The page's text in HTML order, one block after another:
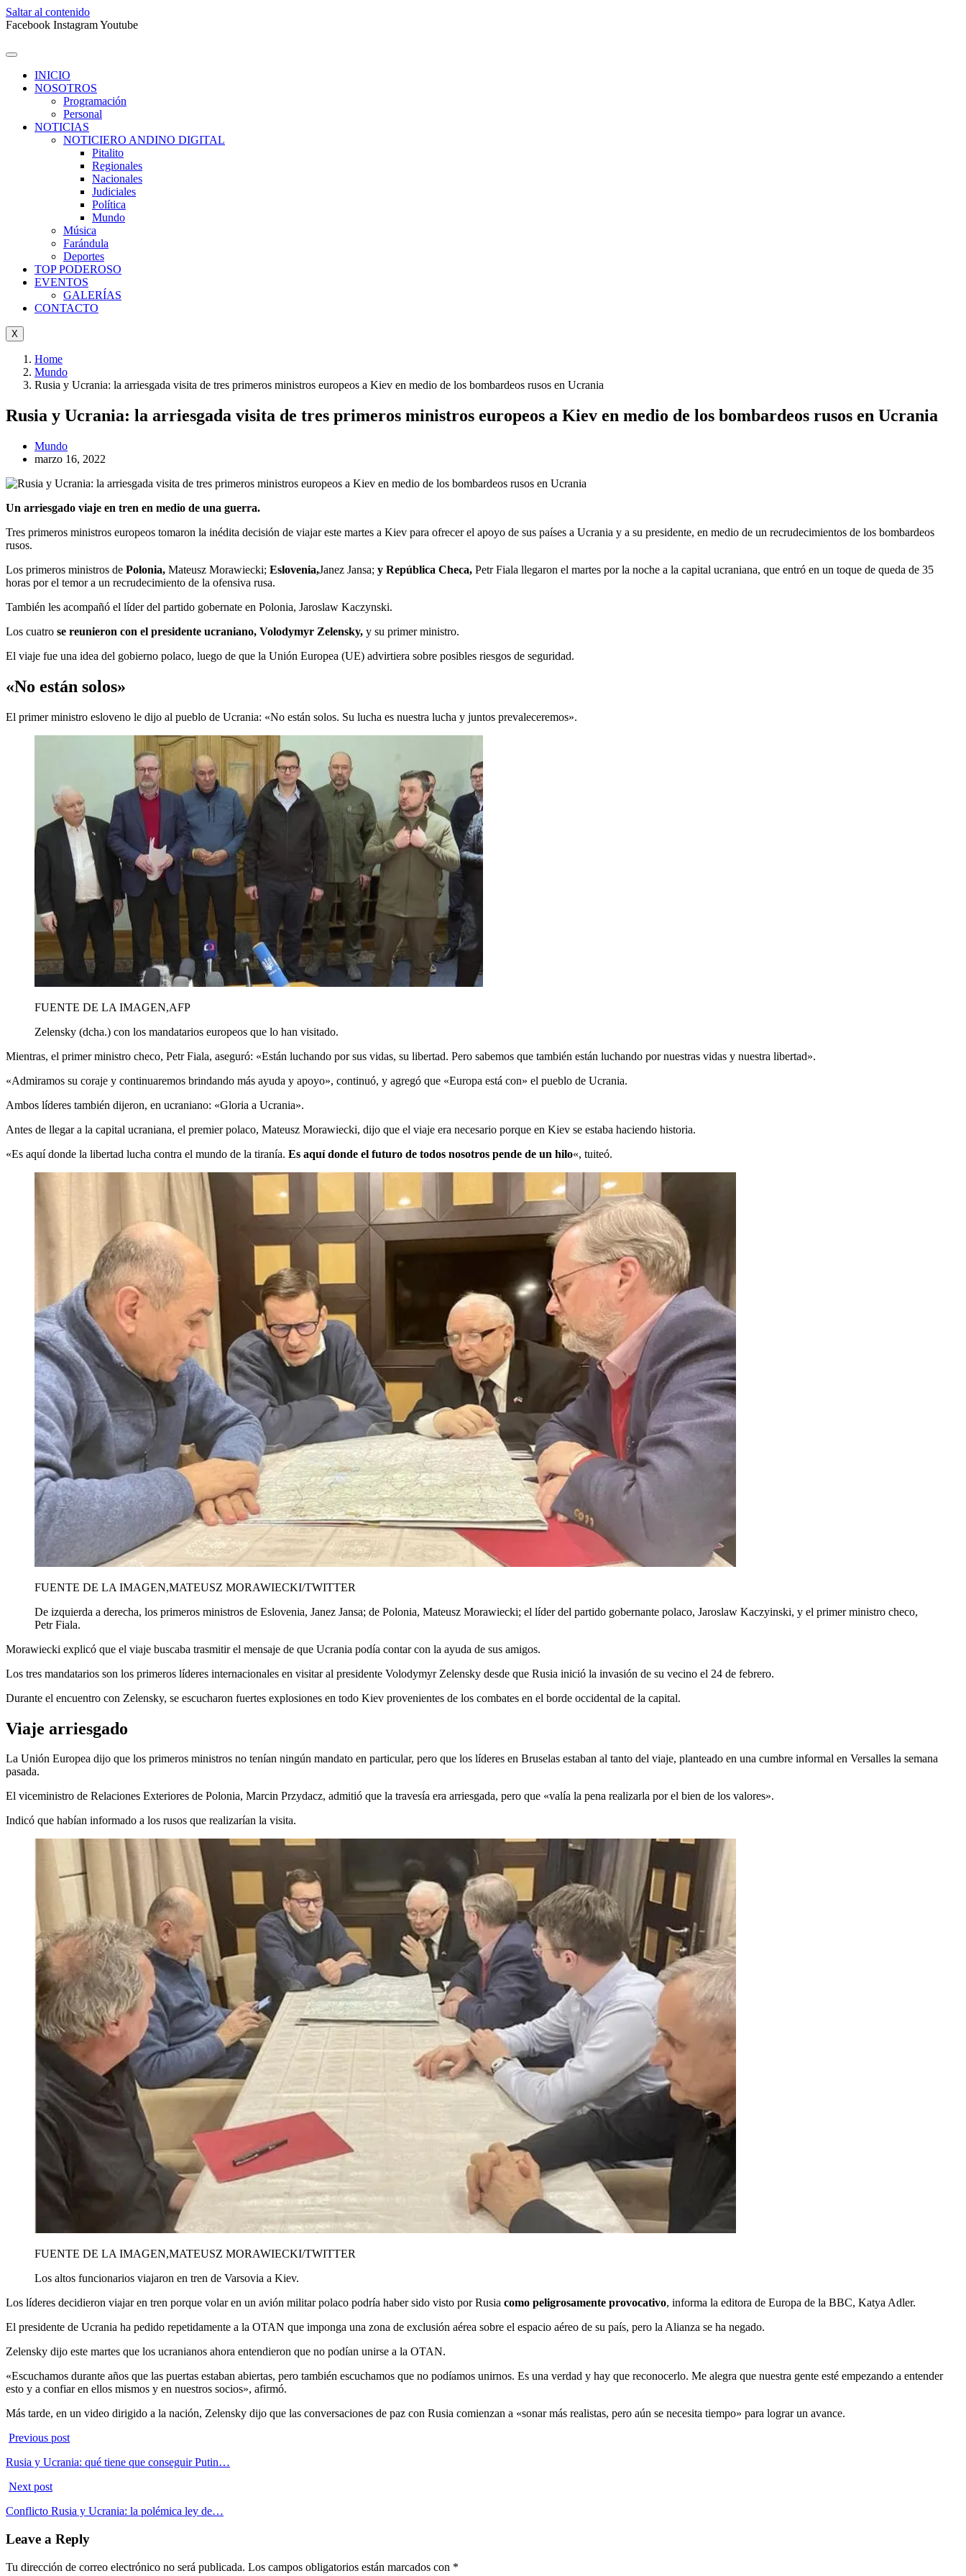
Saltar al contenido
Facebook InstagramYoutube
INICIO
NOSOTROS
Programación
Personal
NOTICIAS
NOTICIERO ANDINO DIGITAL
Pitalito
Regionales
Nacionales
Judiciales
Política
Mundo
Música
Farándula
Deportes
TOP PODEROSO
EVENTOS
GALERÍAS
CONTACTO
X
Home
Mundo
Rusia y Ucrania: la arriesgada visita de tres primeros ministros europeos a Kiev en medio de los bombardeos rusos en Ucrania
Rusia y Ucrania: la arriesgada visita de tres primeros ministros europeos a Kiev en medio de los bombardeos rusos en Ucrania
Mundo
marzo 16, 2022
Un arriesgado viaje en tren en medio de una guerra.
Tres primeros ministros europeos tomaron la inédita decisión de viajar este martes a Kiev para ofrecer el apoyo de sus países a Ucrania y a su presidente, en medio de un recrudecimientos de los bombardeos
rusos.
Los primeros ministros de Polonia, Mateusz Morawiecki; Eslovenia,Janez Jansa; y República Checa, Petr Fiala llegaron el martes por la noche a la capital ucraniana, que entró en un toque de queda de 35
horas por el temor a un recrudecimiento de la ofensiva rusa.
También les acompañó el líder del partido gobernate en Polonia, Jaroslaw Kaczynski.
Los cuatro se reunieron con el presidente ucraniano, Volodymyr Zelensky, y su primer ministro.
El viaje fue una idea del gobierno polaco, luego de que la Unión Europea (UE) advirtiera sobre posibles riesgos de seguridad.
«No están solos»
El primer ministro esloveno le dijo al pueblo de Ucrania: «No están solos. Su lucha es nuestra lucha y juntos prevaleceremos».
FUENTE DE LA IMAGEN,AFP
Zelensky (dcha.) con los mandatarios europeos que lo han visitado.
Mientras, el primer ministro checo, Petr Fiala, aseguró: «Están luchando por sus vidas, su libertad. Pero sabemos que también están luchando por nuestras vidas y nuestra libertad».
«Admiramos su coraje y continuaremos brindando más ayuda y apoyo», continuó, y agregó que «Europa está con» el pueblo de Ucrania.
Ambos líderes también dijeron, en ucraniano: «Gloria a Ucrania».
Antes de llegar a la capital ucraniana, el premier polaco, Mateusz Morawiecki, dijo que el viaje era necesario porque en Kiev se estaba haciendo historia.
«Es aquí donde la libertad lucha contra el mundo de la tiranía. Es aquí donde el futuro de todos nosotros pende de un hilo«, tuiteó.
FUENTE DE LA IMAGEN,MATEUSZ MORAWIECKI/TWITTER
De izquierda a derecha, los primeros ministros de Eslovenia, Janez Jansa; de Polonia, Mateusz Morawiecki; el líder del partido gobernante polaco, Jaroslaw Kaczyinski, y el primer ministro checo,
Petr Fiala.
Morawiecki explicó que el viaje buscaba trasmitir el mensaje de que Ucrania podía contar con la ayuda de sus amigos.
Los tres mandatarios son los primeros líderes internacionales en visitar al presidente Volodymyr Zelensky desde que Rusia inició la invasión de su vecino el 24 de febrero.
Durante el encuentro con Zelensky, se escucharon fuertes explosiones en todo Kiev provenientes de los combates en el borde occidental de la capital.
Viaje arriesgado
La Unión Europea dijo que los primeros ministros no tenían ningún mandato en particular, pero que los líderes en Bruselas estaban al tanto del viaje, planteado en una cumbre informal en Versalles la semana
pasada.
El viceministro de Relaciones Exteriores de Polonia, Marcin Przydacz, admitió que la travesía era arriesgada, pero que «valía la pena realizarla por el bien de los valores».
Indicó que habían informado a los rusos que realizarían la visita.
FUENTE DE LA IMAGEN,MATEUSZ MORAWIECKI/TWITTER
Los altos funcionarios viajaron en tren de Varsovia a Kiev.
Los líderes decidieron viajar en tren porque volar en un avión militar polaco podría haber sido visto por Rusia como peligrosamente provocativo, informa la editora de Europa de la BBC, Katya Adler.
El presidente de Ucrania ha pedido repetidamente a la OTAN que imponga una zona de exclusión aérea sobre el espacio aéreo de su país, pero la Alianza se ha negado.
Zelensky dijo este martes que los ucranianos ahora entendieron que no podían unirse a la OTAN.
«Escuchamos durante años que las puertas estaban abiertas, pero también escuchamos que no podíamos unirnos. Es una verdad y hay que reconocerlo. Me alegra que nuestra gente esté empezando a entender
esto y a confiar en ellos mismos y en nuestros socios», afirmó.
Más tarde, en un video dirigido a la nación, Zelensky dijo que las conversaciones de paz con Rusia comienzan a «sonar más realistas, pero aún se necesita tiempo» para lograr un avance.
Previous post
Rusia y Ucrania: qué tiene que conseguir Putin…
Next post
Conflicto Rusia y Ucrania: la polémica ley de…
Leave a Reply
Tu dirección de correo electrónico no será publicada. Los campos obligatorios están marcados con *